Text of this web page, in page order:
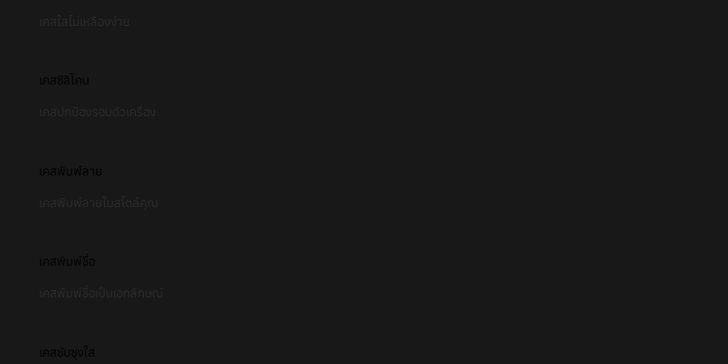
เคสซิลิโคน
เคสพิมพ์ลาย
เคสพิมพ์ชื่อ
เคสซัมซุงใส